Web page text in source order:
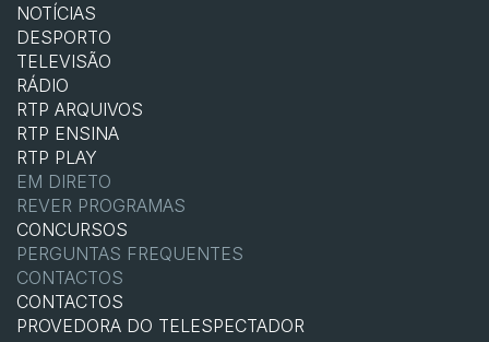
NOTÍCIAS
DESPORTO
TELEVISÃO
RÁDIO
RTP ARQUIVOS
RTP ENSINA
RTP PLAY
EM DIRETO
REVER PROGRAMAS
CONCURSOS
PERGUNTAS FREQUENTES
CONTACTOS
CONTACTOS
PROVEDORA DO TELESPECTADOR